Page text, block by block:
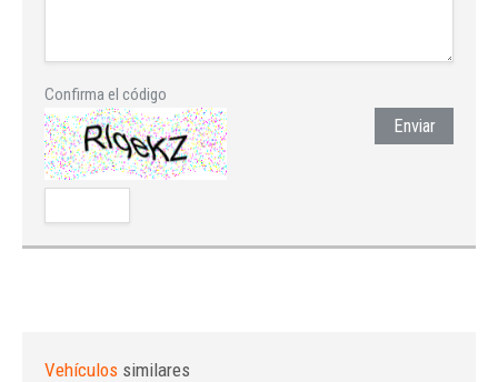
Confirma el código
Enviar
Vehículos similares